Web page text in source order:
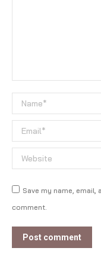
Name *
Email *
Website
Save my name,
comment.
Post comment